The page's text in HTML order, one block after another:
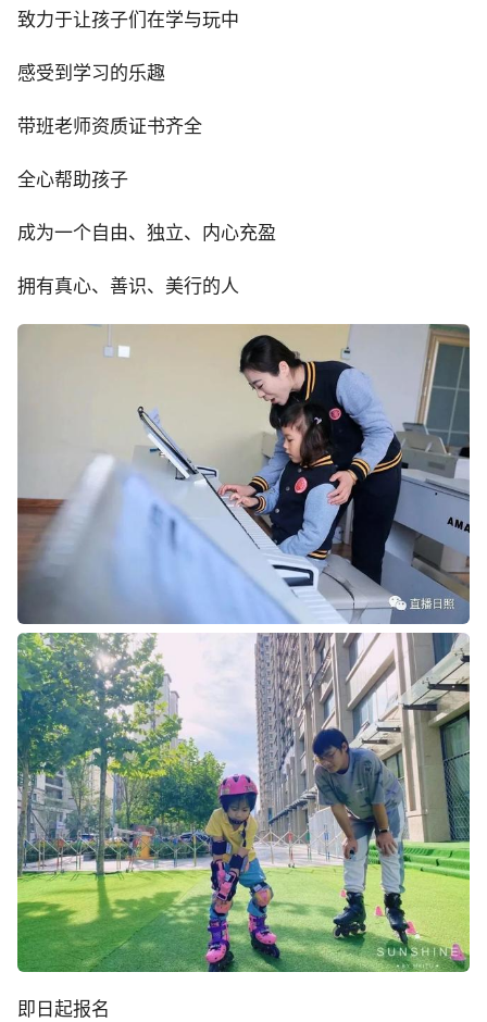
致力于让孩子们在学与玩中
感受到学习的乐趣
带班老师资质证书齐全
全心帮助孩子
成为一个自由、独立、内心充盈
拥有真心、善识、美行的人
即日起报名